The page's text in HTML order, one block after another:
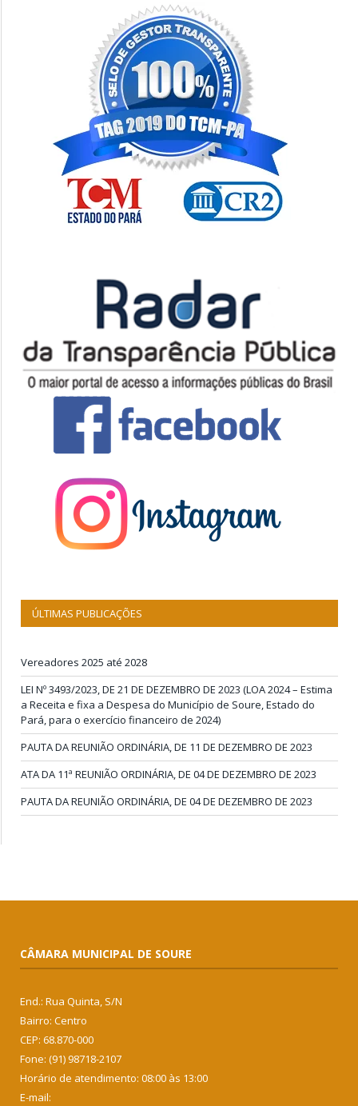
ÚLTIMAS PUBLICAÇÕES
Vereadores 2025 até 2028
LEI Nº 3493/2023, DE 21 DE DEZEMBRO DE 2023 (LOA 2024 – Estima
a Receita e fixa a Despesa do Município de Soure, Estado do
Pará, para o exercício financeiro de 2024)
PAUTA DA REUNIÃO ORDINÁRIA, DE 11 DE DEZEMBRO DE 2023
ATA DA 11ª REUNIÃO ORDINÁRIA, DE 04 DE DEZEMBRO DE 2023
PAUTA DA REUNIÃO ORDINÁRIA, DE 04 DE DEZEMBRO DE 2023
CÂMARA MUNICIPAL DE SOURE
End.: Rua Quinta, S/N
Bairro: Centro
CEP: 68.870-000
Fone: (91) 98718-2107
Horário de atendimento: 08:00 às 13:00
E-mail: